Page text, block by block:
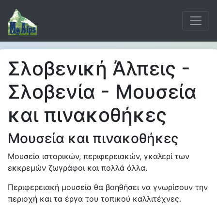
Σλοβενική Άλπεις -
Σλοβενία - Μουσεία
και πινακοθήκες
Μουσεία και πινακοθήκες
Μουσεία ιστορικών, περιφερειακών, γκαλερί των
εκκρεμών ζωγράφοι και πολλά άλλα.
Περιφερειακή μουσεία θα βοηθήσει να γνωρίσουν την
περιοχή και τα έργα του τοπικού καλλιτέχνες.